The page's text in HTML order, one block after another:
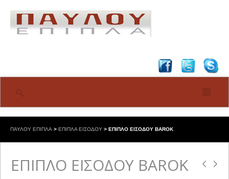
ΠΑΥΛΟΥ ΕΠΙΠΛΑ > ΕΠΙΠΛΑ ΕΙΣΟΔΟΥ > ΕΠΙΠΛΟ ΕΙΣΟΔΟΥ BAROK
ΕΠΙΠΛΟ ΕΙΣΟΔΟΥ BAROK